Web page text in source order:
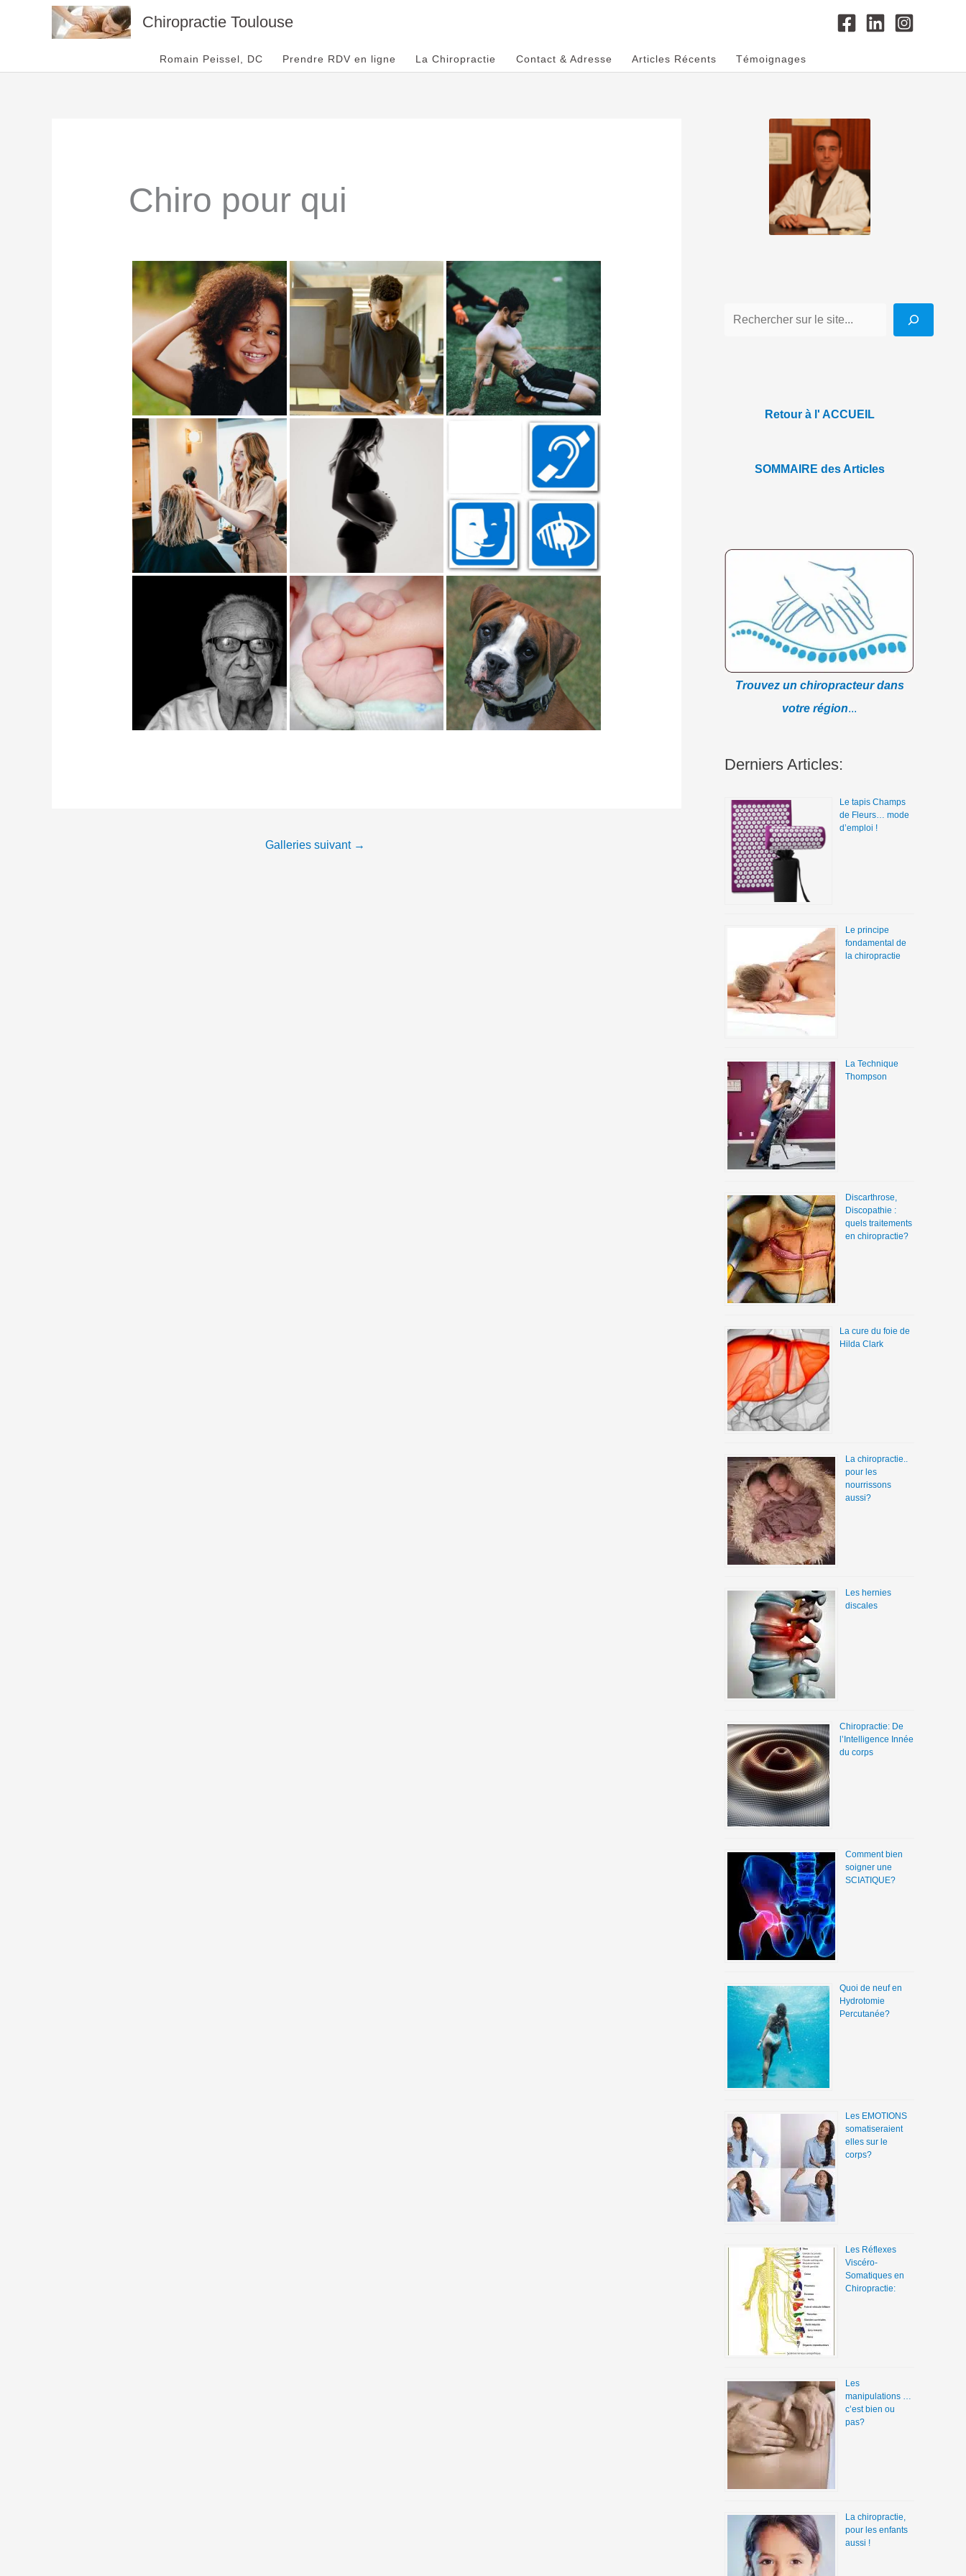
Chiropractie Toulouse
Romain Peissel, DC Prendre RDV en ligne La Chiropractie Contact & Adresse Articles Récents Témoignages
Chiro pour qui
Galleries suivant →
Retour à l' ACCUEIL
SOMMAIRE des Articles
Trouvez un chiropracteur dans
votre région...
Derniers Articles:
Le tapis Champs
de Fleurs… mode
d’emploi !
Le principe
fondamental de
la chiropractie
La Technique
Thompson
Discarthrose,
Discopathie :
quels traitements
en chiropractie?
La cure du foie de
Hilda Clark
La chiropractie..
pour les
nourrissons
aussi?
Les hernies
discales
Chiropractie: De
l’Intelligence Innée
du corps
Comment bien
soigner une
SCIATIQUE?
Quoi de neuf en
Hydrotomie
Percutanée?
Les EMOTIONS
somatiseraient
elles sur le
corps?
Les Réflexes
Viscéro-
Somatiques en
Chiropractie:
Les
manipulations …
c’est bien ou
pas?
La chiropractie,
pour les enfants
aussi !